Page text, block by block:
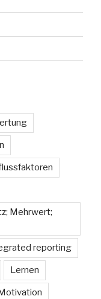
Mehrwert;
reporting
Lernen
Motivation